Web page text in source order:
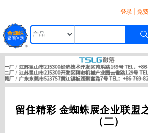
登录 免
留住精彩 金蜘蛛展企业联盟
（二）